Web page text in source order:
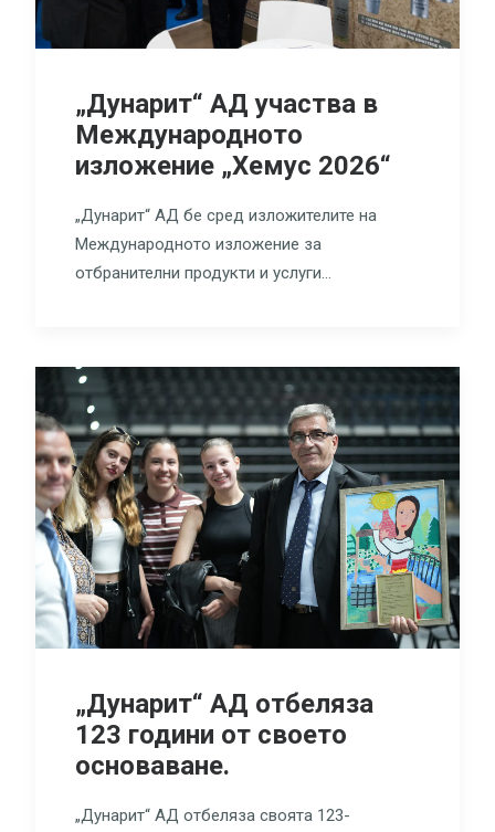
„Дунарит“ АД участва в
Международното
изложение „Хемус 2026“
„Дунарит“ АД бе сред изложителите на
Международното изложение за
отбранителни продукти и услуги…
„Дунарит“ АД отбеляза
123 години от своето
основаване.
„Дунарит“ АД отбеляза своята 123-